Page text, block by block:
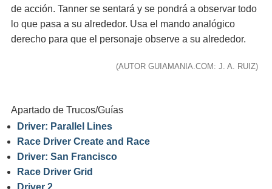
de acción. Tanner se sentará y se pondrá a observar todo
lo que pasa a su alrededor. Usa el mando analógico
derecho para que el personaje observe a su alrededor.
(AUTOR GUIAMANIA.COM: J. A. RUIZ)
Apartado de Trucos/Guías
Driver: Parallel Lines
Race Driver Create and Race
Driver: San Francisco
Race Driver Grid
Driver 2